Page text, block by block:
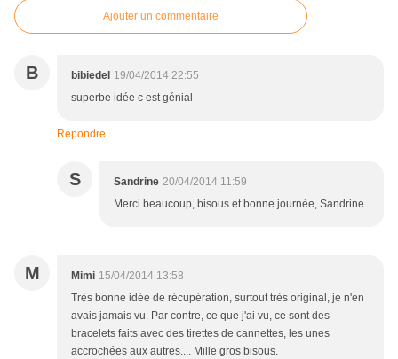
Ajouter un commentaire
B bibiedel 19/04/2014 22:55
superbe idée c est génial
Répondre
S Sandrine 20/04/2014 11:59
Merci beaucoup, bisous et bonne journée, Sandrine
M Mimi 15/04/2014 13:58
Très bonne idée de récupération, surtout très original, je n'en
avais jamais vu. Par contre, ce que j'ai vu, ce sont des
bracelets faits avec des tirettes de cannettes, les unes
accrochées aux autres.... Mille gros bisous.